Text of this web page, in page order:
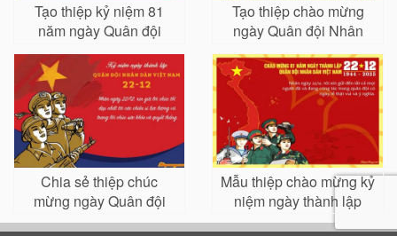
Tạo thiệp kỷ niệm 81
năm ngày Quân đội
nhân dân Việt Nam
22/12
Tạo thiệp chào mừng
ngày Quân đội Nhân
dân Việt Nam 22/12 trực
tuyến
Chia sẻ thiệp chúc
mừng ngày Quân đội
nhân dân Việt Nam
Mẫu thiệp chào mừng kỷ
niệm ngày thành lập
Quân đội Nhân dân Việt